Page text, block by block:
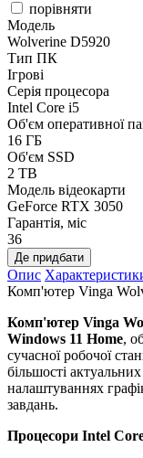
порівняти
Модель
Wolverine D5920
Тип ПК
Ігрові
Серія процесора
Intel Core i5
Об'єм оперативної
16 ГБ
Об'єм SSD
2 TB
Модель відеокарти
GeForce RTX 3050
Гарантія, міс
36
Де придбати
Опис
Комп'ютер Vinga
Комп'ютер Vinga
Windows 11 Home,
сучасної робочої
більшості
налаштуваннях
завдань.
Процесори Intel